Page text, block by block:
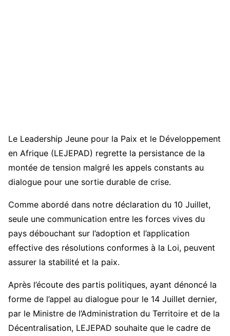
Le Leadership Jeune pour la Paix et le Développement
en Afrique (LEJEPAD) regrette la persistance de la
montée de tension malgré les appels constants au
dialogue pour une sortie durable de crise.
Comme abordé dans notre déclaration du 10 Juillet,
seule une communication entre les forces vives du
pays débouchant sur l’adoption et l’application
effective des résolutions conformes à la Loi, peuvent
assurer la stabilité et la paix.
Après l’écoute des partis politiques, ayant dénoncé la
forme de l’appel au dialogue pour le 14 Juillet dernier,
par le Ministre de l’Administration du Territoire et de la
Décentralisation, LEJEPAD souhaite que le cadre de